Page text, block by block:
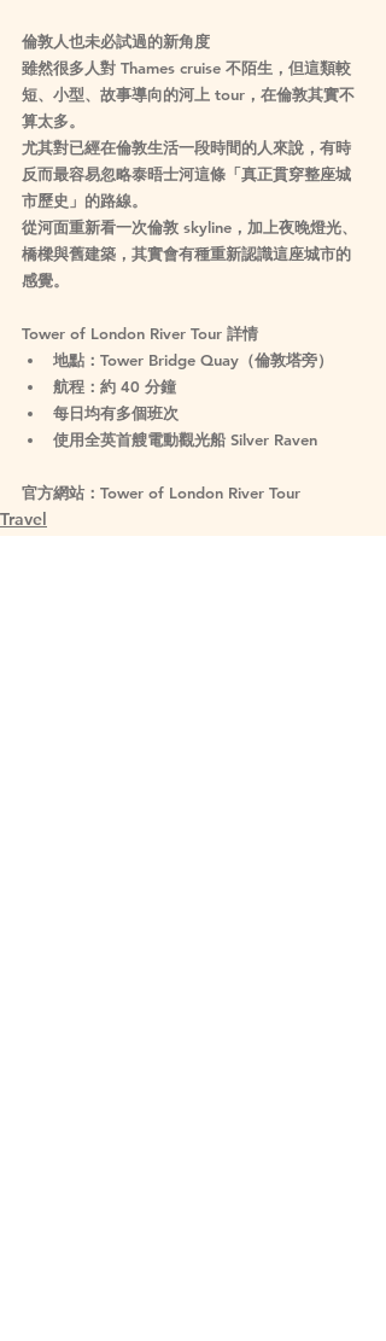
倫敦人也未必試過的新角度
雖然很多人對 Thames cruise 不陌生，但這類較
短、小型、故事導向的河上 tour，在倫敦其實不
算太多。
尤其對已經在倫敦生活一段時間的人來說，有時
反而最容易忽略泰晤士河這條「真正貫穿整座城
市歷史」的路線。
從河面重新看一次倫敦 skyline，加上夜晚燈光、
橋樑與舊建築，其實會有種重新認識這座城市的
感覺。
Tower of London River Tour 詳情
地點：Tower Bridge Quay（倫敦塔旁）
航程：約 40 分鐘
每日均有多個班次
使用全英首艘電動觀光船 Silver Raven
官方網站：Tower of London River Tour
Travel